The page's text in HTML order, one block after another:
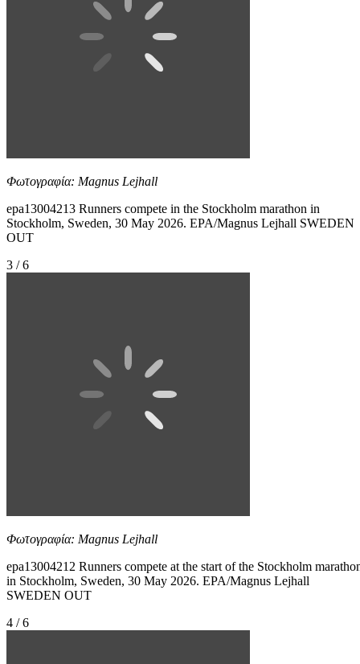
Φωτογραφία: Magnus Lejhall
epa13004213 Runners compete in the Stockholm marathon in
Stockholm, Sweden, 30 May 2026. EPA/Magnus Lejhall SWEDEN
OUT
3 / 6
Φωτογραφία: Magnus Lejhall
epa13004212 Runners compete at the start of the Stockholm
in Stockholm, Sweden, 30 May 2026. EPA/Magnus Lejhall
SWEDEN OUT
4 / 6